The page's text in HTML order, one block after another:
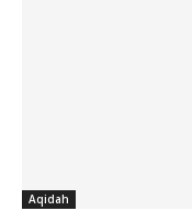
Aqidah